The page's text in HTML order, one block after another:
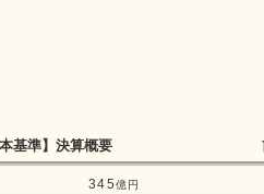
基準】 決算概要
345億円